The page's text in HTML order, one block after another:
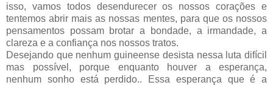
isso, vamos todos desendurecer os nossos corações e
tentemos abrir mais as nossas mentes, para que os nossos
pensamentos possam brotar a bondade, a irmandade, a
clareza e a confiança nos nossos tratos.
Desejando que nenhum guineense desista nessa luta difícil
mas possível, porque enquanto houver a esperança,
nenhum sonho está perdido.. Essa esperança que é a